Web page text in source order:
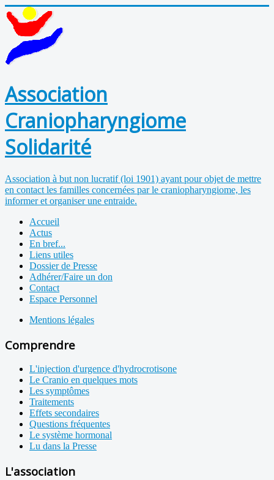
Association
Craniopharyngiome
Solidarité
Association à but non lucratif (loi 1901) ayant pour objet de mettre
en contact les familles concernées par le craniopharyngiome, les
informer et organiser une entraide.
Accueil
Actus
En bref...
Liens utiles
Dossier de Presse
Adhérer/Faire un don
Contact
Espace Personnel
Mentions légales
Comprendre
L'injection d'urgence d'hydrocrotisone
Le Cranio en quelques mots
Les symptômes
Traitements
Effets secondaires
Questions fréquentes
Le système hormonal
Lu dans la Presse
L'association